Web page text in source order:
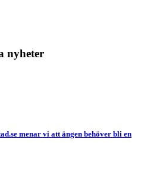
nyheter
menar vi att ängen behöver bli en